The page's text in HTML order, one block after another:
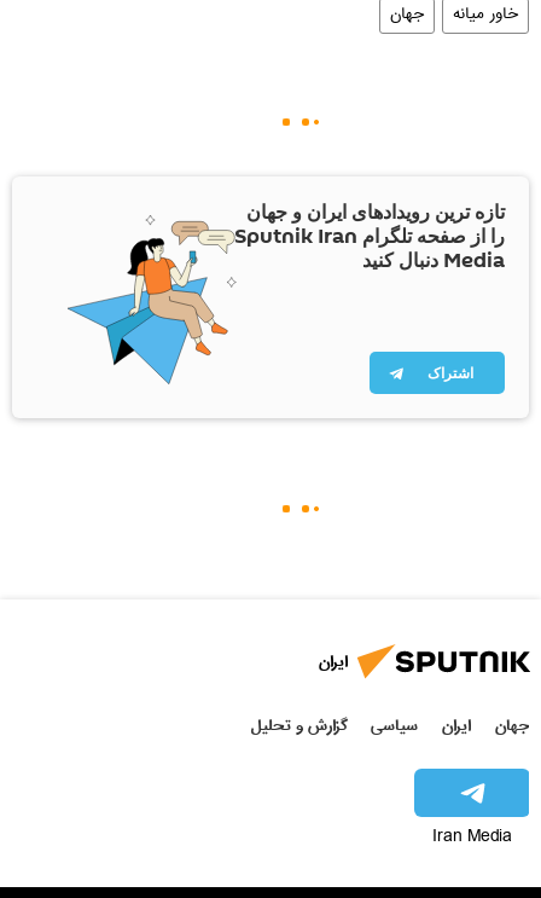
خاور میانه جهان
تازه ترین رویدادهای ایران و جهان
را از صفحه تلگرام Sputnik Iran
Media دنبال کنید
اشتراک
ایران
جهان ایران سیاسی گزارش و تحلیل
Iran Media